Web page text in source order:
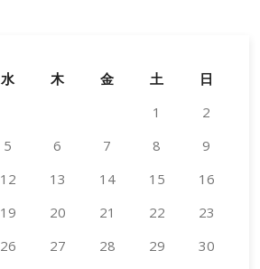
水 木 金 土
日
1
2
5 6 7 8
9
12 13 14 15
16
19 20 21 22
23
26 27 28 29
30